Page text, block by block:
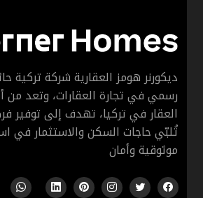
ديكورنر هومز العقارية شركة تركية
رسمي في تجارة العقارات، وتعد
العقار في تركيا، تهدف إلى توفير
تُلبّي حاجات السكن والاستثمار في
موثوقية وأمان